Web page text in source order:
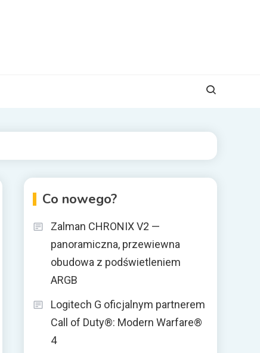
Co nowego?
Zalman CHRONIX V2 —
panoramiczna, przewiewna
obudowa z podświetleniem
ARGB
Logitech G oficjalnym partnerem
Call of Duty®: Modern Warfare®
4